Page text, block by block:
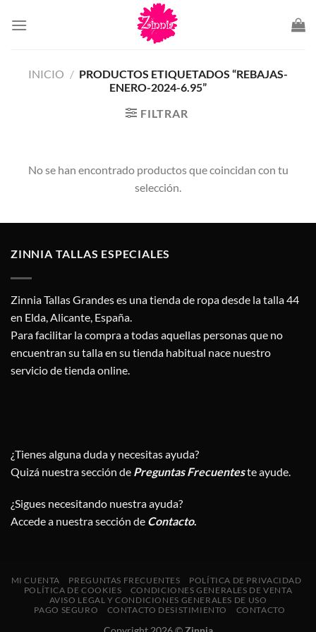
INICIO / PRODUCTOS ETIQUETADOS “REBAJAS-
ENERO-2024-6.95”
FILTRAR
No se han encontrado productos que coincidan con tu
selección.
ZINNIA TALLAS ESPECIALES
Zinnia Tallas Grandes es una tienda de ropa desde la talla 44
en Elda, Alicante, España.
Para facilitar la compra a todas aquellas personas que no
encuentran su talla en su tienda habitual nace nuestro
servicio de tienda online.
¿Tienes alguna duda y necesitas ayuda?
Quizá nuestra sección de Preguntas Frecuenteste ayude.
¿Sigues necesitando nuestra ayuda?
Accede a nuestra sección de Contacto.
MI CUENTA PREGUNTAS FRECUENTES
POLÍTICA DE PRIVACIDAD
POLÍTICA DE COOKIES
CONDICIONES GENERALES DE VENTA
AVISO LEGAL Y CONDICIONES GENERALES DE USO
PAGO SEGURO
CONTACTO DESISTIMIENTO CONTACTO